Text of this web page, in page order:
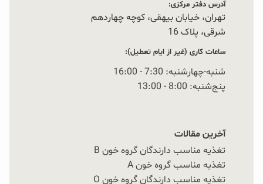
آدرس دفتر مرکزی:
تهران، خیابان بیهقی، کوچه چهاردهم
شرقی، پلاک 16‭
ساعات کاری (غیر از ایام تعطیل):
شنبه-چهارشنبه: 7:30 - 16:00
پنج‌شنبه: 8:00 - 13:00
آخرین مقالات
تغذیه مناسب دارندگان گروه خون B
تغذیه مناسب گروه خون A
تغذیه مناسب دارندگان گروه خون O